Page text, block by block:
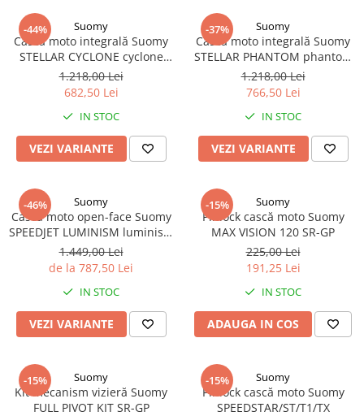
-44% Suomy
Cască moto integrală Suomy
STELLAR CYCLONE cyclone
matt
1.218,00 Lei
682,50 Lei
IN STOC
VEZI VARIANTE
-37% Suomy
Cască moto integrală Suomy
STELLAR PHANTOM phantom
matt
1.218,00 Lei
766,50 Lei
IN STOC
VEZI VARIANTE
-46% Suomy
Cască moto open-face Suomy
SPEEDJET LUMINISM luminism
antracit
1.449,00 Lei
de la 787,50 Lei
IN STOC
VEZI VARIANTE
-15% Suomy
Pinlock cască moto Suomy
MAX VISION 120 SR-GP
225,00 Lei
191,25 Lei
IN STOC
ADAUGA IN COS
-15% Suomy
Kit mecanism vizieră Suomy
FULL PIVOT KIT SR-GP
-15% Suomy
Pinlock cască moto Suomy
SPEEDSTAR/ST/T1/TX